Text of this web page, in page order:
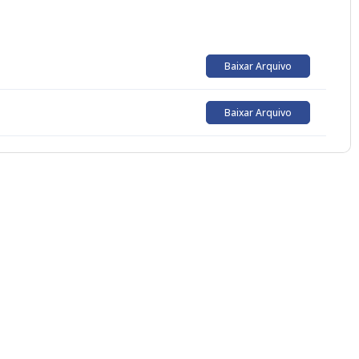
Baixar Arquivo
Baixar Arquivo